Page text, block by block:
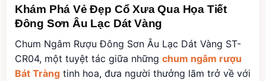
Khám Phá Vẻ Đẹp Cổ Xưa Qua Họa Tiết
Đông Sơn Âu Lạc Dát Vàng
Chum Ngâm Rượu Đông Sơn Âu Lạc Dát Vàng ST-
CR04, một tuyệt tác giữa những chum ngâm rượu
Bát Tràngtinh hoa, đưa người thưởng lãm trở về với